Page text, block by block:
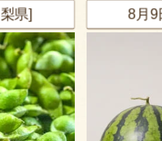
8月9日 20:19 [埼玉